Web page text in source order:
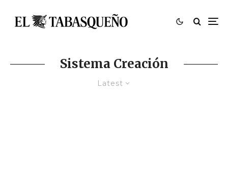
Sistema Creación
Latest